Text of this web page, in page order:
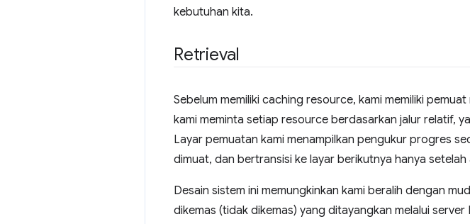
kebutuhan kita.
Retrieval
Sebelum memiliki caching resource, kami memiliki
kami meminta setiap resource berdasarkan jalur relatif,
Layar pemuatan kami menampilkan pengukur progres
dimuat, dan bertransisi ke layar berikutnya hanya
Desain sistem ini memungkinkan kami beralih dengan
dikemas (tidak dikemas) yang ditayangkan melalui